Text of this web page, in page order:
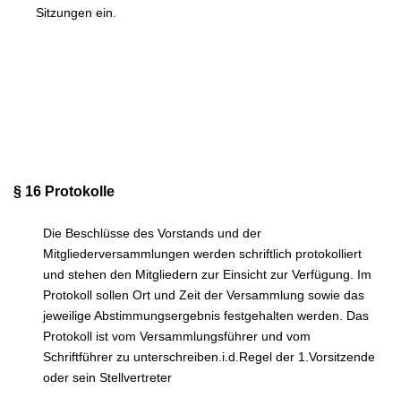
Sitzungen ein.
§ 16 Protokolle
Die Beschlüsse des Vorstands und der
Mitgliederversammlungen werden schriftlich protokolliert
und stehen den Mitgliedern zur Einsicht zur Verfügung. Im
Protokoll sollen Ort und Zeit der Versammlung sowie das
jeweilige Abstimmungsergebnis festgehalten werden. Das
Protokoll ist vom Versammlungsführer und vom
Schriftführer zu unterschreiben.i.d.Regel der 1.Vorsitzende
oder sein Stellvertreter